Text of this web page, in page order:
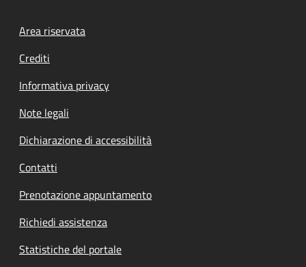
Footer menu
Area riservata
Crediti
Informativa privacy
Note legali
Dichiarazione di accessibilità
Contatti
Prenotazione appuntamento
Richiedi assistenza
Statistiche del portale